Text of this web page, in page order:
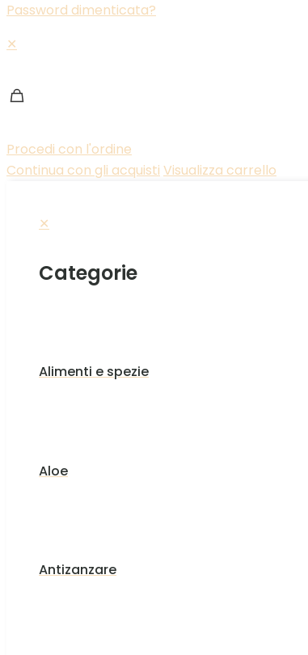
Password dimenticata?
✕
Procedi con l'ordine
Continua con gli acquisti Visualizza carrello
✕
Categorie
Alimenti e spezie
Aloe
Antizanzare